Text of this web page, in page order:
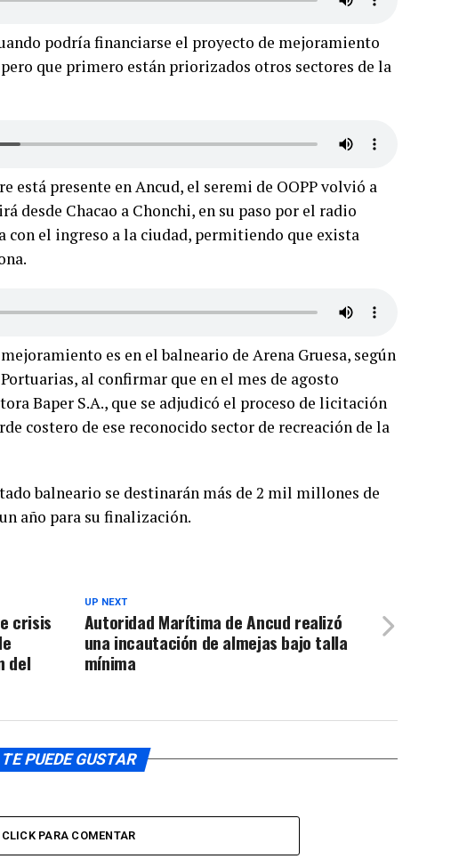
podría financiarse el proyecto de mejoramiento
que primero están priorizados otros sectores de la
está presente en Ancud, el seremi de OOPP volvió a
desde Chacao a Chonchi, en su paso por el radio
con el ingreso a la ciudad, permitiendo que exista
es en el balneario de Arena Gruesa, según
al confirmar que en el mes de agosto
Baper S.A., que se adjudicó el proceso de licitación
costero de ese reconocido sector de recreación de la
balneario se destinarán más de 2 mil millones de
año para su finalización.
UP NEXT
Autoridad Marítima de Ancud realizó
una incautación de almejas bajo talla
mínima
crisis
del
TE PUEDE GUSTAR
CLICK PARA COMENTAR